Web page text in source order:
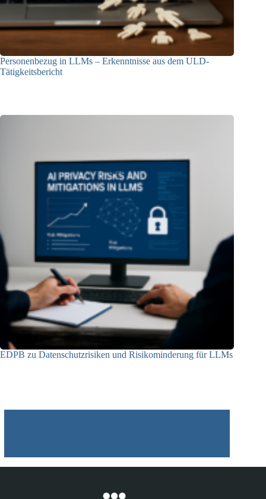
Personenbezug in LLMs – Erkenntnisse aus dem ULD-
Tätigkeitsbericht
EDPB zu Datenschutzrisiken und Risikominderung für LLMs